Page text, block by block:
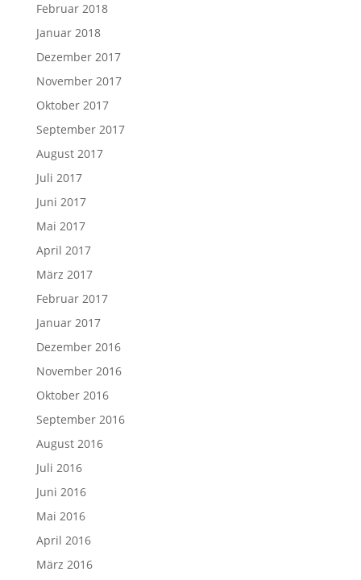
Februar 2018
Januar 2018
Dezember 2017
November 2017
Oktober 2017
September 2017
August 2017
Juli 2017
Juni 2017
Mai 2017
April 2017
März 2017
Februar 2017
Januar 2017
Dezember 2016
November 2016
Oktober 2016
September 2016
August 2016
Juli 2016
Juni 2016
Mai 2016
April 2016
März 2016